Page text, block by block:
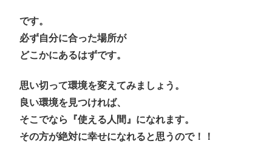
です。
必ず自分に合った場所が
どこかにあるはずです。
思い切って環境を変えてみましょう。
良い環境を見つければ、
そこでなら『使える人間』になれます。
その方が絶対に幸せになれると思うので！！